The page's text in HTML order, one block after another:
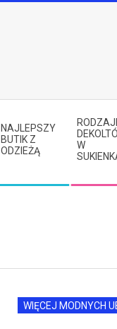
NAJLEPSZY
BUTIK Z
ODZIEŻĄ
W
WIĘCEJ MODNYCH